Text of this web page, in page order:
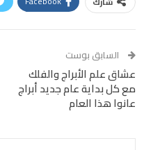
Tumblr
البريد الإلكتروني
Digg
LINE
السابق بوست
عشاق علم الأبراج والفلك
مع كل بداية عام جديد أبراج
عانوا هذا العام